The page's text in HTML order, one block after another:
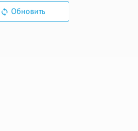
Обновить